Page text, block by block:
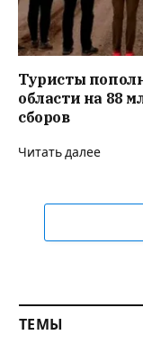
Туристы
области на 88
сборов
Читать далее
ТЕМЫ